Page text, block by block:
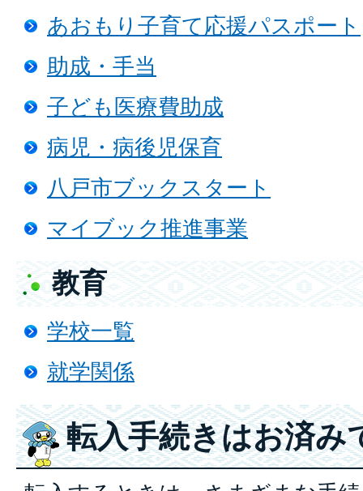
あおもり子育て応援パスポート
助成・手当
子ども医療費助成
病児・病後児保育
八戸市ブックスタート
マイブック推進事業
教育
学校一覧
就学関係
転入手続きはお済み